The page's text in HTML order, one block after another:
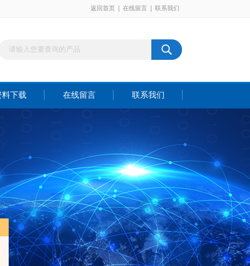
返回首页 在线留言 联系我们
料下载 在线留言 联系我们